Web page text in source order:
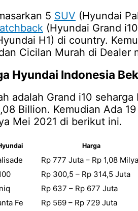
5 SUV (Hyundai
(Hyundai Grand
H1) di country.
Cicilan Murah di Dealer
Hyundai Indonesia
adalah Grand i10
Billion. Kemudian Ada
Mei 2021 di berikut ini.
Harga
Rp 777 Juta – Rp 1,08
Rp 300,5 – Rp 314,5 Juta
Rp 637 – Rp 677 Juta
Fe
Rp 569 – Rp 729 Juta